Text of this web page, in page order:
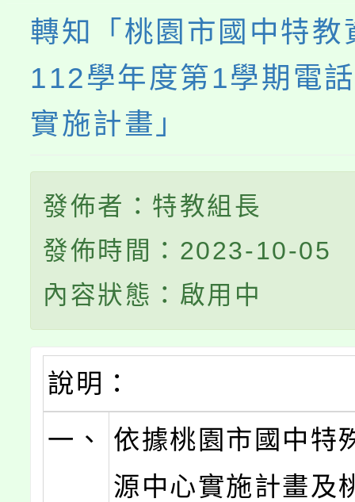
轉知「桃園市國中特教
112學年度第1學期電
實施計畫」
發佈者：特教組長
發佈時間：2023-10-05
內容狀態：啟用中
說明：
一、
依據桃園市國中特
源中心實施計畫及